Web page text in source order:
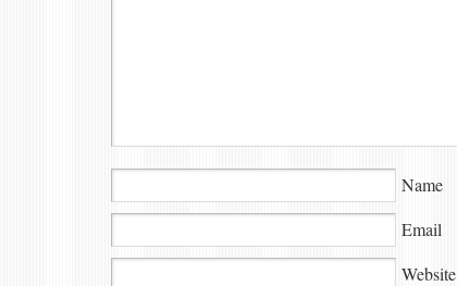
Name
Email
Website